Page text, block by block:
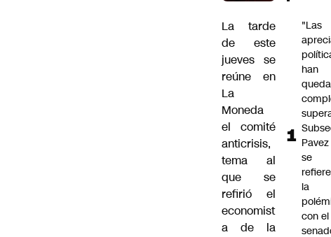
La tarde
de este
jueves se
reúne en
La
Moneda
el comité
anticrisis,
tema al
que se
refirió el
economist
a de la
"Las
han
Pavez
se
la
con el